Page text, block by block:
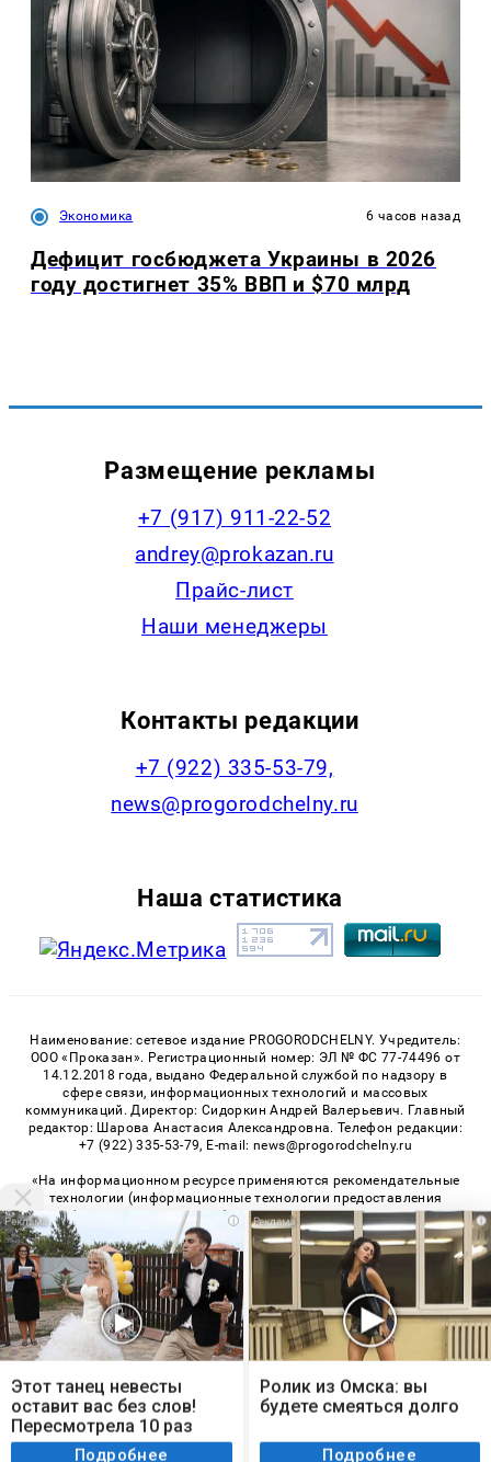
Экономика 6 часов назад
Дефицит госбюджета Украины в 2026
году достигнет 35% ВВП и $70 млрд
Размещение рекламы
+7 (917) 911-22-52
andrey@prokazan.ru
Прайс-лист
Наши менеджеры
Контакты редакции
+7 (922) 335-53-79,
news@progorodchelny.ru
Наша статистика
Наименование: сетевое издание PROGORODCHELNY. Учредитель:
ООО «Проказан». Регистрационный номер: ЭЛ № ФС 77-74496 от
14.12.2018 года, выдано Федеральной службой по надзору в
сфере связи, информационных технологий и массовых
коммуникаций. Директор: Сидоркин Андрей Валерьевич. Главный
редактор: Шарова Анастасия Александровна. Телефон редакции:
+7 (922) 335-53-79, E-mail: news@progorodchelny.ru
«На информационном ресурсе применяются рекомендательные
технологии (информационные технологии предоставления
информации на основе сбора, систематизации и анализа
сведений, относящихся к предпочтениям пользователей сети
«Интернет», находящихся на территории Российской
Федерации)». Правила применения рекомендательных
технологий в виджетах рекламно-обменной сети«СМИ2» (PDF)
«Sparrow» (PDF)
© 2026 «PROGorodChelny» | Все права защищены
Возрастная категория сайта 16+
Политика конфиденциальности
Мы используем cookie. Во время посещения сайта
вы соглашаетесь с тем, что мы обрабатываем
ваши персональные данные с использованием
метрик Яндекс Метрика, top.mail.ru, LiveInternet.
Я согласен
i
Этот танец невесты
оставит вас без слов!
Пересмотрела 10 раз
Подробнее
i
Ролик из Омска: вы
будете смеяться долго
Подробнее